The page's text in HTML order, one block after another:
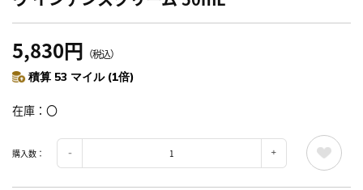
5,830円 （税込）
積算 53 マイル (1倍)
在庫 〇
購入数：